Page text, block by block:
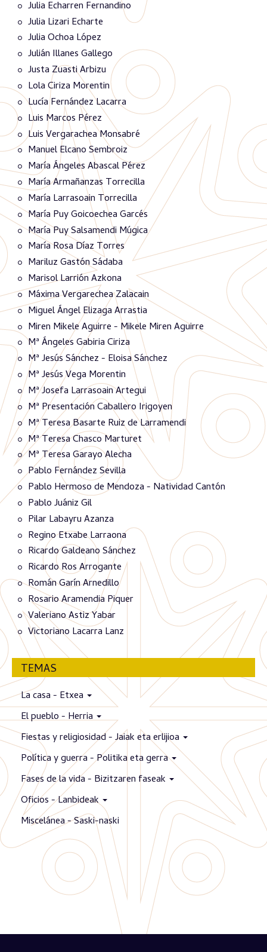
Julia Echarren Fernandino
Julia Lizari Echarte
Julia Ochoa López
Julián Illanes Gallego
Justa Zuasti Arbizu
Lola Ciriza Morentin
Lucía Fernández Lacarra
Luis Marcos Pérez
Luis Vergarachea Monsabré
Manuel Elcano Sembroiz
María Ángeles Abascal Pérez
María Armañanzas Torrecilla
María Larrasoain Torrecilla
María Puy Goicoechea Garcés
María Puy Salsamendi Múgica
María Rosa Díaz Torres
Mariluz Gastón Sádaba
Marisol Larrión Azkona
Máxima Vergarechea Zalacain
Miguel Ángel Elizaga Arrastia
Miren Mikele Aguirre - Mikele Miren Aguirre
Mª Ángeles Gabiria Ciriza
Mª Jesús Sánchez - Eloisa Sánchez
Mª Jesús Vega Morentin
Mª Josefa Larrasoain Artegui
Mª Presentación Caballero Irigoyen
Mª Teresa Basarte Ruiz de Larramendi
Mª Teresa Chasco Marturet
Mª Teresa Garayo Alecha
Pablo Fernández Sevilla
Pablo Hermoso de Mendoza - Natividad Cantón
Pablo Juániz Gil
Pilar Labayru Azanza
Regino Etxabe Larraona
Ricardo Galdeano Sánchez
Ricardo Ros Arrogante
Román Garín Arnedillo
Rosario Aramendia Piquer
Valeriano Astiz Yabar
Victoriano Lacarra Lanz
TEMAS
La casa - Etxea
El pueblo - Herria
Fiestas y religiosidad - Jaiak eta erlijioa
Política y guerra - Politika eta gerra
Fases de la vida - Bizitzaren faseak
Oficios - Lanbideak
Miscelánea - Saski-naski